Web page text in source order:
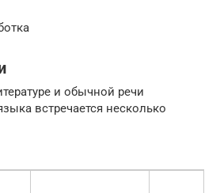
и обычной речи
встречается несколько